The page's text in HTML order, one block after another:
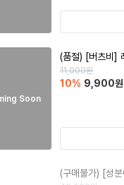
Soon
(품절) [버츠비]
11,000원
10% 9,900원
(구매불가) [성